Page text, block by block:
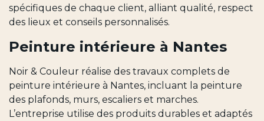
spécifiques de chaque client, alliant qualité, respect
des lieux et conseils personnalisés.
Peinture intérieure à Nantes
Noir & Couleur réalise des travaux complets de
peinture intérieure à Nantes, incluant la peinture
des plafonds, murs, escaliers et marches.
L’entreprise utilise des produits durables et adaptés